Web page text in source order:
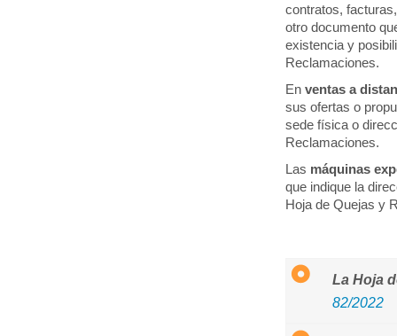
contratos,
otro documento
existencia y
Reclamaciones.
Enventas a
sus ofertas o
sede física o
Reclamaciones.
Las máquinas
que indique la
Hoja de Quejas y
La Hoja
82/2022